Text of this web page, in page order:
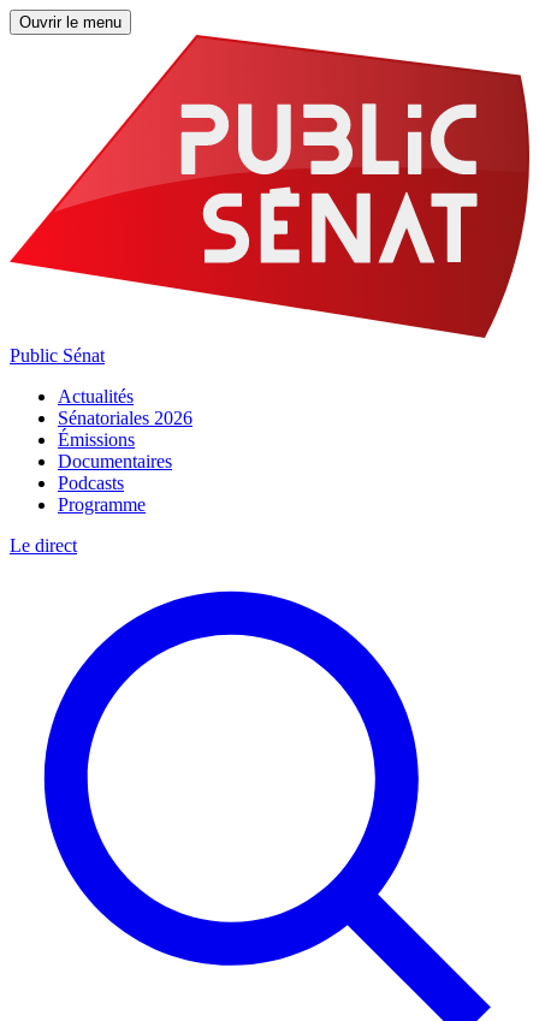
Ouvrir le menu
Public Sénat
Actualités
Sénatoriales 2026
Émissions
Documentaires
Podcasts
Programme
Le direct